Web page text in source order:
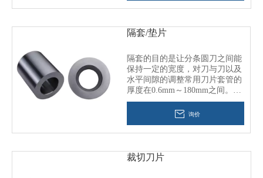
隔套/垫片
隔套的目的是让分条圆刀之间能
保持一定的宽度，对刀与刀以及
水平间隙的调整常用刀片套管的
厚度在0.6mm～180mm之间。垫
片采用耐磨材质，经过锻造、机
械加工、热处理、校平研磨而成
询价
裁切刀片